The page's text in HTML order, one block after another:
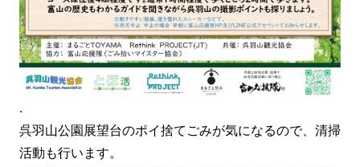
.
呉羽山公園展望台のポイ捨てごみが気になるので、清掃
活動も行います。